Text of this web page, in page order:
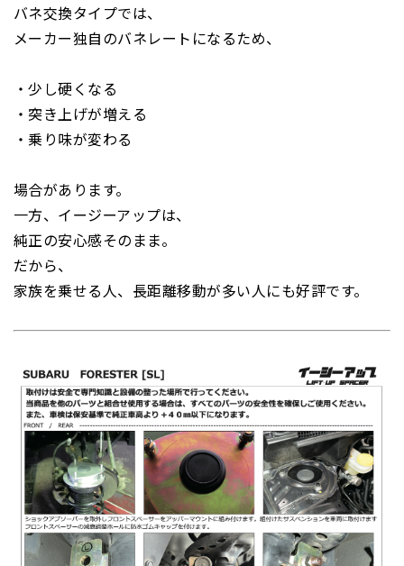
バネ交換タイプでは、
メーカー独自のバネレートになるため、
・少し硬くなる
・突き上げが増える
・乗り味が変わる
場合があります。
一方、イージーアップは、
純正の安心感そのまま。
だから、
家族を乗せる人、長距離移動が多い人にも好評です。